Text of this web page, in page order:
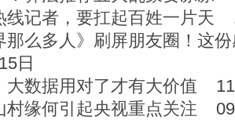
线记者，要扛起百姓一片天
那么多人》刷屏朋友圈！这
日
大数据用对了才有大价值
村缘何引起央视重点关注